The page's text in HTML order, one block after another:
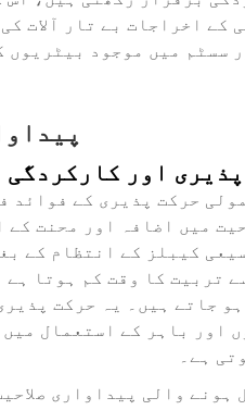
کے اخراجات بے تار آلات
اور کارکردگی
حرکت پذیری کے
میں اضافہ اور محنت
کیبلز کے انتظام کے
تربیت کا وقت کم ہوتا
جاتے ہیں۔ یہ حرکت
اور باہر کے استعمال
ہے۔
ہونے والی پیداواری